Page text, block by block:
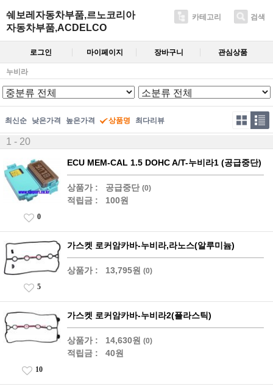
쉐보레자동차부품,르노코리아
자동차부품,ACDELCO
카테고리 검색
로그인 마이페이지 장바구니 관심상품
누비라
최신순 낮은가격 높은가격 상품명 최다리뷰
1 - 20
ECU MEM-CAL 1.5 DOHC A/T-누비라1 (공급중단)
상품가 : 공급중단 (0)
적립금 : 100원
0
가스켓 로커암카바-누비라,라노스(알루미늄)
상품가 : 13,795원 (0)
5
가스켓 로커암카바-누비라2(플라스틱)
상품가 : 14,630원 (0)
적립금 : 40원
10